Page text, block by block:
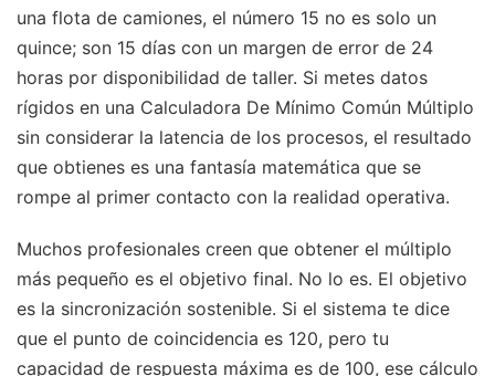
una flota de camiones, el número 15 no es solo un
quince; son 15 días con un margen de error de 24
horas por disponibilidad de taller. Si metes datos
rígidos en una Calculadora De Mínimo Común Múltiplo
sin considerar la latencia de los procesos, el resultado
que obtienes es una fantasía matemática que se
rompe al primer contacto con la realidad operativa.
Muchos profesionales creen que obtener el múltiplo
más pequeño es el objetivo final. No lo es. El objetivo
es la sincronización sostenible. Si el sistema te dice
que el punto de coincidencia es 120, pero tu
capacidad de respuesta máxima es de 100, ese cálculo